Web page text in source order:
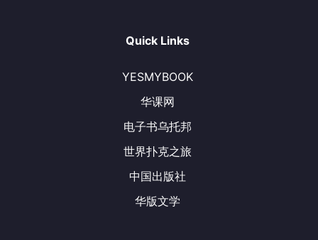
Quick Links
YESMYBOOK
华课网
电子书乌托邦
世界扑克之旅
中国出版社
华版文学